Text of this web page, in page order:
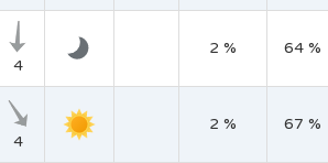
4
2 % 64 %
4
2 % 67 %